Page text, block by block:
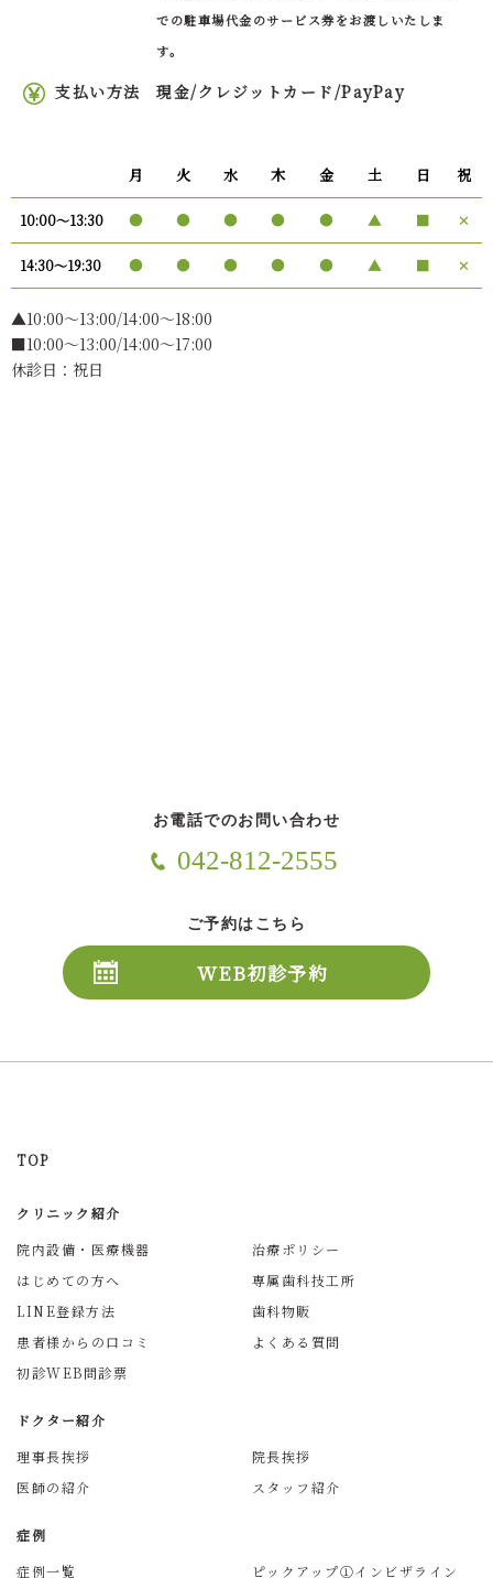
での駐車場代金のサービス券をお渡しいたしま
す。
支払い方法 現金/クレジットカード/PayPay
月 火 水 木 金 土 日 祝
10:00〜13:30 ● ● ● ● ● ▲ ■ ✕
14:30〜19:30 ● ● ● ● ● ▲ ■ ✕
▲10:00〜13:00/14:00～18:00
■10:00～13:00/14:00～17:00
休診日：祝日
お電話でのお問い合わせ
042-812-2555
ご予約はこちら
WEB初診予約
TOP
クリニック紹介
院内設備・医療機器
治療ポリシー
はじめての方へ
専属歯科技工所
LINE登録方法
歯科物販
患者様からの口コミ
よくある質問
初診WEB問診票
ドクター紹介
理事長挨拶
院長挨拶
医師の紹介
スタッフ紹介
症例
症例一覧
ピックアップ①インビザライン